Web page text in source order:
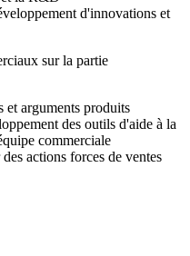
d'innovations et
sur la partie
et arguments produits
des outils d'aide à la
commerciale
actions forces de ventes